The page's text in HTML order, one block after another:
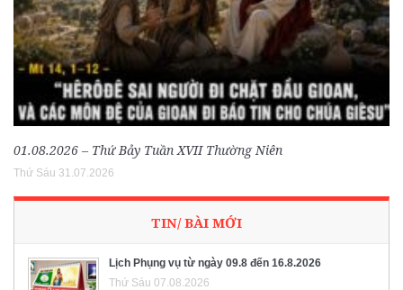
01.08.2026 – Thứ Bảy Tuần XVII Thường Niên
Thứ Sáu 31.07.2026
TIN/ BÀI MỚI
Lịch Phụng vụ từ ngày 09.8 đến 16.8.2026
Thứ Sáu 07.08.2026